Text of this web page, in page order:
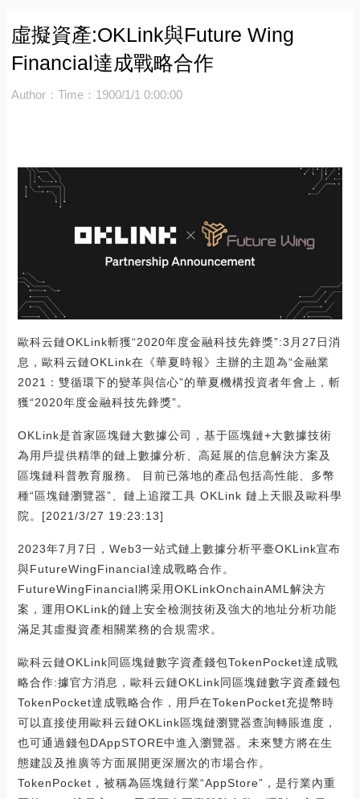
虛擬資產:OKLink與Future Wing
Financial達成戰略合作
Author： Time：1900/1/1 0:00:00
歐科云鏈OKLink斬獲“2020年度金融科技先鋒獎”:3月27日消
息，歐科云鏈OKLink在《華夏時報》主辦的主題為“金融業
2021：雙循環下的變革與信心”的華夏機構投資者年會上，斬
獲“2020年度金融科技先鋒獎”。
OKLink是首家區塊鏈大數據公司，基于區塊鏈+大數據技術
為用戶提供精準的鏈上數據分析、高延展的信息解決方案及
區塊鏈科普教育服務。 目前已落地的產品包括高性能、多幣
種“區塊鏈瀏覽器”、鏈上追蹤工具 OKLink 鏈上天眼及歐科學
院。[2021/3/27 19:23:13]
2023年7月7日，Web3一站式鏈上數據分析平臺OKLink宣布
與FutureWingFinancial達成戰略合作。
FutureWingFinancial將采用OKLinkOnchainAML解決方
案，運用OKLink的鏈上安全檢測技術及強大的地址分析功能
滿足其虛擬資產相關業務的合規需求。
歐科云鏈OKLink同區塊鏈數字資產錢包TokenPocket達成戰
略合作:據官方消息，歐科云鏈OKLink同區塊鏈數字資產錢包
TokenPocket達成戰略合作，用戶在TokenPocket充提幣時
可以直接使用歐科云鏈OKLink區塊鏈瀏覽器查詢轉賬進度，
也可通過錢包DAppSTORE中進入瀏覽器。未來雙方將在生
態建設及推廣等方面展開更深層次的市場合作。
TokenPocket，被稱為區塊鏈行業“AppStore”，是行業內重